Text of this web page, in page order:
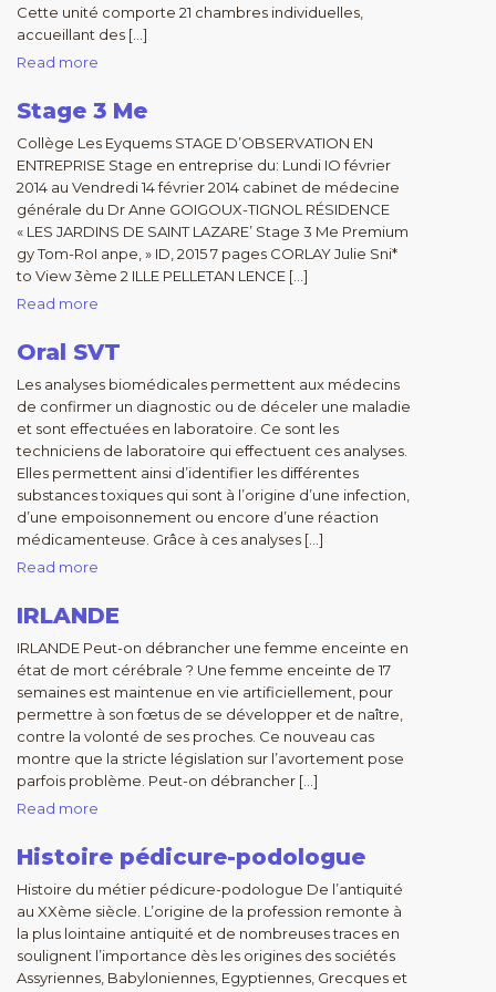
Cette unité comporte 21 chambres individuelles,
accueillant des […]
Read more
Stage 3 Me
Collège Les Eyquems STAGE D’OBSERVATION EN
ENTREPRISE Stage en entreprise du: Lundi IO février
2014 au Vendredi 14 février 2014 cabinet de médecine
générale du Dr Anne GOIGOUX-TIGNOL RÉSIDENCE
« LES JARDINS DE SAINT LAZARE’ Stage 3 Me Premium
gy Tom-RoI anpe, » ID, 2015 7 pages CORLAY Julie Sni*
to View 3ème 2 ILLE PELLETAN LENCE […]
Read more
Oral SVT
Les analyses biomédicales permettent aux médecins
de confirmer un diagnostic ou de déceler une maladie
et sont effectuées en laboratoire. Ce sont les
techniciens de laboratoire qui effectuent ces analyses.
Elles permettent ainsi d’identifier les différentes
substances toxiques qui sont à l’origine d’une infection,
d’une empoisonnement ou encore d’une réaction
médicamenteuse. Grâce à ces analyses […]
Read more
IRLANDE
IRLANDE Peut-on débrancher une femme enceinte en
état de mort cérébrale ? Une femme enceinte de 17
semaines est maintenue en vie artificiellement, pour
permettre à son fœtus de se développer et de naître,
contre la volonté de ses proches. Ce nouveau cas
montre que la stricte législation sur l’avortement pose
parfois problème. Peut-on débrancher […]
Read more
Histoire pédicure-podologue
Histoire du métier pédicure-podologue De l’antiquité
au XXème siècle. L’origine de la profession remonte à
la plus lointaine antiquité et de nombreuses traces en
soulignent l’importance dès les origines des sociétés
Assyriennes, Babyloniennes, Egyptiennes, Grecques et